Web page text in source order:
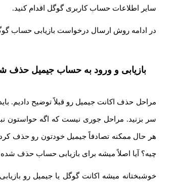
سایر اطلاعات حساب کاربری گوگل اقدام کنید.
در ادامه روش ارسال درخواست بازیابی حساب
بازیابی و ورود به حساب جیمیل حذف
مراحل حذف اکانت جیمیل رو قبلاً توضیح دادیم.
سر بزنید. مراحل جوری نیست که اگه حواستون
هر حال ممکنه تصادفاً جیمیل خودتون رو حذف
چیه؟ آیا اصلاً میشه برای بازیابی حساب حذف